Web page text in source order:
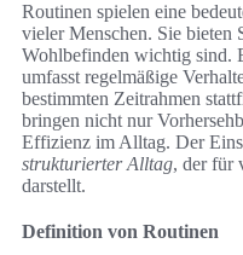
Routinen spielen eine
vieler Menschen. Sie bieten
Wohlbefinden wichtig sind.
umfasst regelmäßige
bestimmten Zeitrahmen
bringen nicht nur
Effizienz im Alltag. Der
strukturierter Alltag, der für
darstellt.
Definition von Routinen